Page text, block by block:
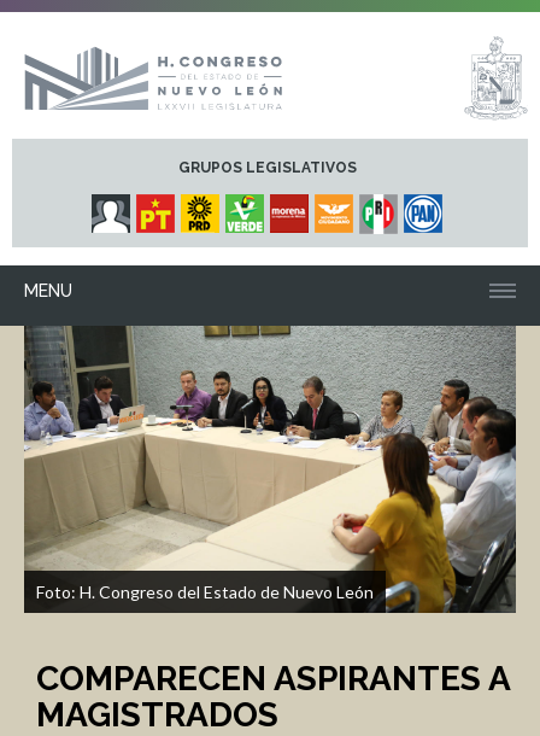
GRUPOS LEGISLATIVOS
MENU
Foto: H. Congreso del Estado de Nuevo León
COMPARECEN ASPIRANTES A
MAGISTRADOS